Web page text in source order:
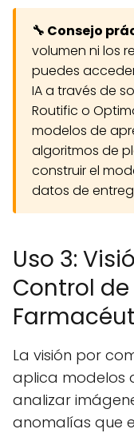
🔧 Consejo
volumen ni los
puedes
IA a través de
Routific o
modelos de
algoritmos de
construir el
datos de
Uso 3:
Control
La visión por
aplica modelos
analizar
anomalías que